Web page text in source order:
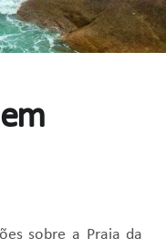
sobre a Praia da